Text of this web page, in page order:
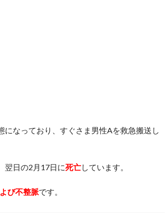
なっており、すぐさま男性Aを救急搬送し
翌日の2月17日に死亡しています。
び不整脈です。